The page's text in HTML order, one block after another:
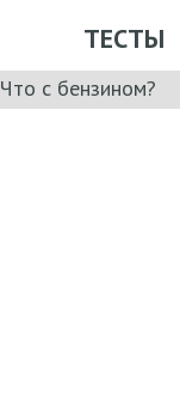
ТЕСТЫ
Что с бензином?